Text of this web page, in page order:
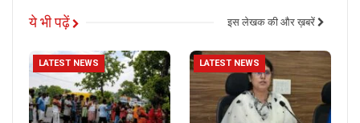
ये भी पढ़ें इस लेखक की और ख़बरें
LATEST NEWS LATEST NEWS